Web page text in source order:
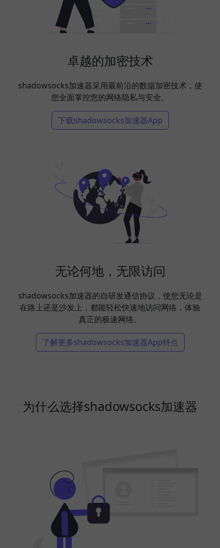
卓越的加密技术
shadowsocks加速器采用最前沿的数据加密技术，使
您全面掌控您的网络隐私与安全。
下载shadowsocks加速器App
无论何地，无限访问
shadowsocks加速器的自研发通信协议，使您无论是
在路上还是沙发上，都能轻松快速地访问网络，体验
真正的极速网络。
了解更多shadowsocks加速器App特点
为什么选择shadowsocks加速器